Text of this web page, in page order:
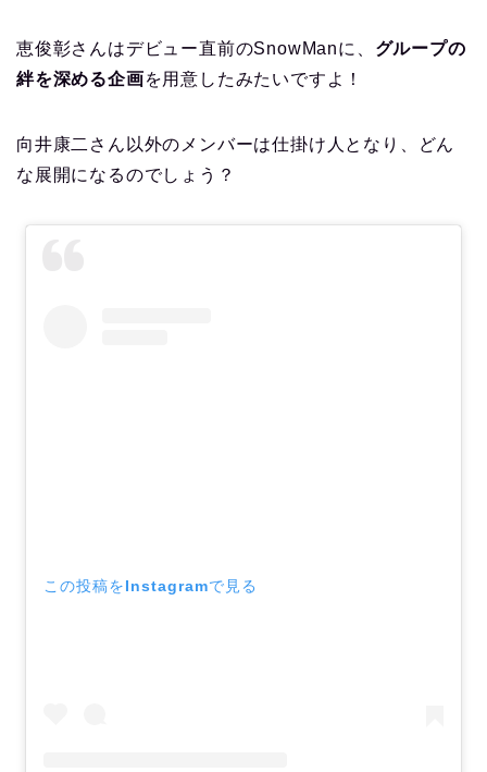
恵俊彰さんはデビュー直前のSnowManに、 グループの
絆を深める企画を用意したみたいですよ！
向井康二さん以外のメンバーは仕掛け人となり、どん
な展開になるのでしょう？
この投稿をInstagramで見る